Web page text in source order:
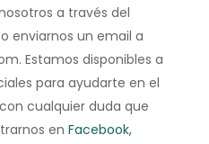
a través del
enviarnos un email a
Estamos disponibles a
para ayudarte en el
cualquier duda que
en Facebook,